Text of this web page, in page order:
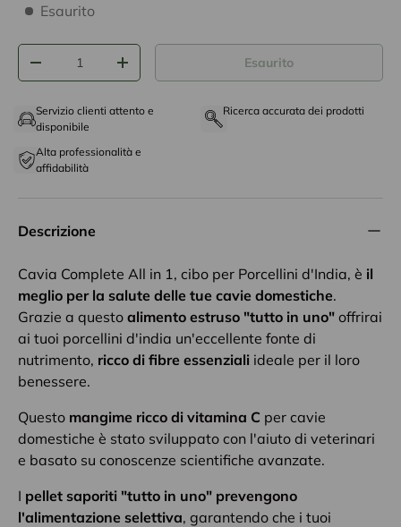
disponibilità prodotto
Esaurito
Q.tà
-
+ Esaurito
Servizio clienti attento e
disponibile
Ricerca accurata dei prodotti
Alta professionalità e
affidabilità
Descrizione
Cavia Complete All in 1, cibo per Porcellini d'India, è il
meglio per la salute delle tue cavie domestiche.
Grazie a questo alimento estruso "tutto in uno" offrirai
ai tuoi porcellini d'india un'eccellente fonte di
nutrimento, ricco di fibre essenziali ideale per il loro
benessere.
Questo mangime ricco di vitamina C per cavie
domestiche è stato sviluppato con l'aiuto di veterinari
e basato su conoscenze scientifiche avanzate.
I pellet saporiti "tutto in uno" prevengono
l'alimentazione selettiva, garantendo che i tuoi